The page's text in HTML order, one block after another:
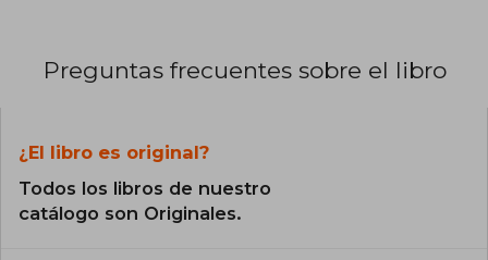
Preguntas frecuentes sobre el libro
¿El libro es original?
Todos los libros de nuestro
catálogo son Originales.